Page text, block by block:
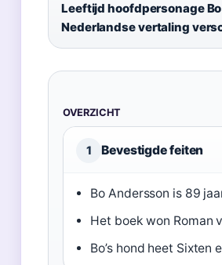
Leeftijd hoofdpersonage
Nederlandse vertaling
OVERZICHT
1 Bevestigde feiten
Bo Andersson is 89
Het boek won Roman
Bo’s hond heet Sixten